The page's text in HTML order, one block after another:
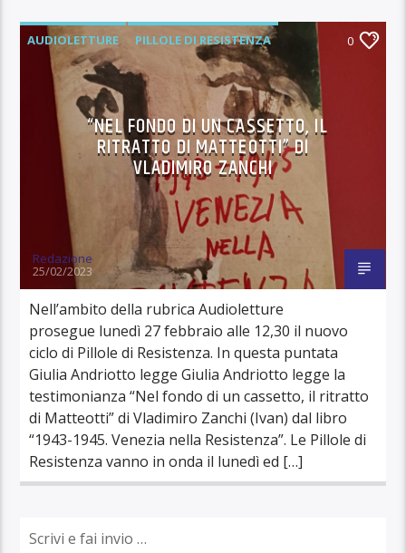
AUDIOLETTURE PILLOLE DI RESISTENZA 0
“NEL FONDO DI UN CASSETTO, IL
RITRATTO DI MATTEOTTI” DI
VLADIMIRO ZANCHI
Redazione
25/02/2023
Nell’ambito della rubrica Audioletture
prosegue lunedì 27 febbraio alle 12,30 il nuovo
ciclo di Pillole di Resistenza. In questa puntata
Giulia Andriotto legge Giulia Andriotto legge la
testimonianza “Nel fondo di un cassetto, il ritratto
di Matteotti” di Vladimiro Zanchi (Ivan) dal libro
“1943-1945. Venezia nella Resistenza”. Le Pillole di
Resistenza vanno in onda il lunedì ed […]